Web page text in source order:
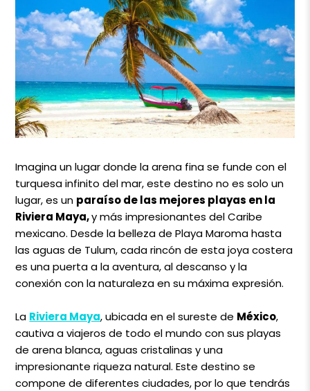
Imagina un lugar donde la arena fina se funde con el
turquesa infinito del mar, este destino no es solo un
lugar, es un paraíso de las mejores playas en la
Riviera Maya,y más impresionantes del Caribe
mexicano. Desde la belleza de Playa Maroma hasta
las aguas de Tulum, cada rincón de esta joya costera
es una puerta a la aventura, al descanso y la
conexión con la naturaleza en su máxima expresión.
La Riviera Maya, ubicada en el sureste de México,
cautiva a viajeros de todo el mundo con sus playas
de arena blanca, aguas cristalinas y una
impresionante riqueza natural. Este destino se
compone de diferentes ciudades, por lo que tendrás